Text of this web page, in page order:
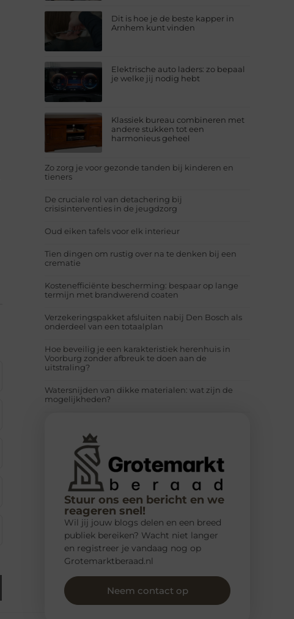
Dit is hoe je de beste kapper in
Arnhem kunt vinden
Elektrische auto laders: zo bepaal
je welke jij nodig hebt
Klassiek bureau combineren met
andere stukken tot een
harmonieus geheel
Zo zorg je voor gezonde tanden bij kinderen en
tieners
De cruciale rol van detachering bij
crisisinterventies in de jeugdzorg
Oud eiken tafels voor elk interieur
Tien dingen om rustig over na te denken bij een
crematie
Kostenefficiënte bescherming: bespaar op lange
termijn met brandwerend coaten
Verzekeringspakket afsluiten nabij Den Bosch als
onderdeel van een totaalplan
Hoe beveilig je een karakteristiek herenhuis in
Voorburg zonder afbreuk te doen aan de
uitstraling?
Watersnijden van dikke materialen: wat zijn de
mogelijkheden?
Stuur ons een bericht en we
reageren snel!
Wil jij jouw blogs delen en een breed
publiek bereiken? Wacht niet langer
en registreer je vandaag nog op
Grotemarktberaad.nl
Neem contact op